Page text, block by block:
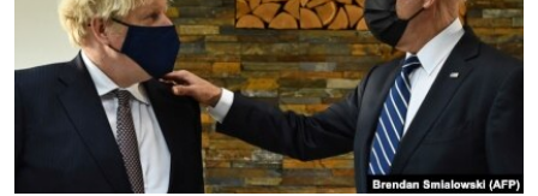
RSE PRIČE IZ SVIJETA
ISPRIČAJ MI
DNEVNO@RSE
SPECIJALI RSE
VIŠE OD NASLOVA